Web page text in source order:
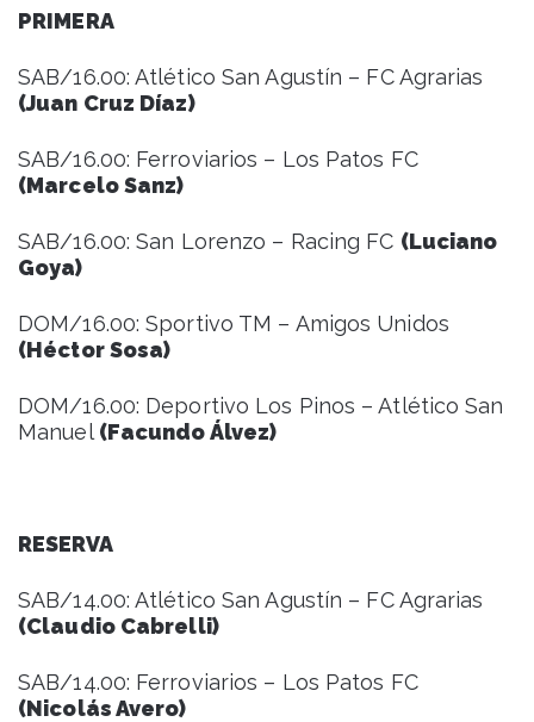
PRIMERA
SAB/16.00: Atlético San Agustín – FC Agrarias
(Juan Cruz Díaz)
SAB/16.00: Ferroviarios – Los Patos FC
(Marcelo Sanz)
SAB/16.00: San Lorenzo – Racing FC (Luciano
Goya)
DOM/16.00: Sportivo TM – Amigos Unidos
(Héctor Sosa)
DOM/16.00: Deportivo Los Pinos – Atlético San
Manuel (Facundo Álvez)
RESERVA
SAB/14.00: Atlético San Agustín – FC Agrarias
(Claudio Cabrelli)
SAB/14.00: Ferroviarios – Los Patos FC
(Nicolás Avero)